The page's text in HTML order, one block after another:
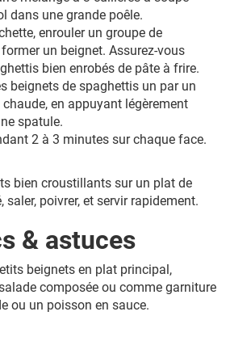
dans une grande poêle.
enrouler un groupe de
un beignet. Assurez-vous
bien enrobés de pâte à frire.
beignets de spaghettis un par un
en appuyant légèrement
spatule.
2 à 3 minutes sur chaque face.
bien croustillants sur un plat de
saler, poivrer, et servir rapidement.
& astuces
beignets en plat principal,
composée ou comme garniture
ou un poisson en sauce.